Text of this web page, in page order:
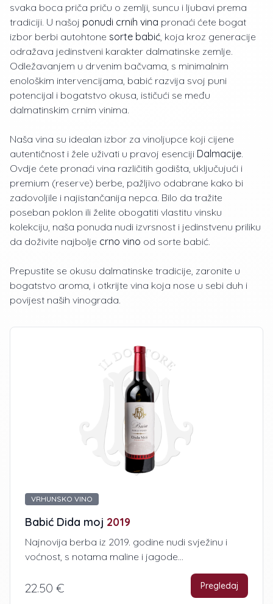
svaka boca priča priču o zemlji, suncu i ljubavi prema
tradiciji. U našoj ponudi crnih vina pronaći ćete bogat
izbor berbi autohtone sorte babić , koja kroz generacije
odražava jedinstveni karakter dalmatinske zemlje.
Odležavanjem u drvenim bačvama, s minimalnim
enološkim intervencijama, babić razvija svoj puni
potencijal i bogatstvo okusa, ističući se među
dalmatinskim crnim vinima.
Naša vina su idealan izbor za vinoljupce koji cijene
autentičnost i žele uživati u pravoj esenciji Dalmacije.
Ovdje ćete pronaći vina različitih godišta, uključujući i
premium (reserve) berbe, pažljivo odabrane kako bi
zadovoljile i najistančanija nepca. Bilo da tražite
poseban poklon ili želite obogatiti vlastitu vinsku
kolekciju, naša ponuda nudi izvrsnost i jedinstvenu priliku
da doživite najbolje crno vino od sorte babić.
Prepustite se okusu dalmatinske tradicije, zaronite u
bogatstvo aroma, i otkrijte vina koja nose u sebi duh i
povijest naših vinograda.
VRHUNSKO VINO
Babić Dida moj 2019
Najnovija berba iz 2019. godine nudi svježinu i
voćnost, s notama maline i jagode...
22.50 € Pregledaj